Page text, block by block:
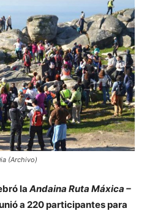
(Archivo)
la Andaina Ruta Máxica –
a 220 participantes para